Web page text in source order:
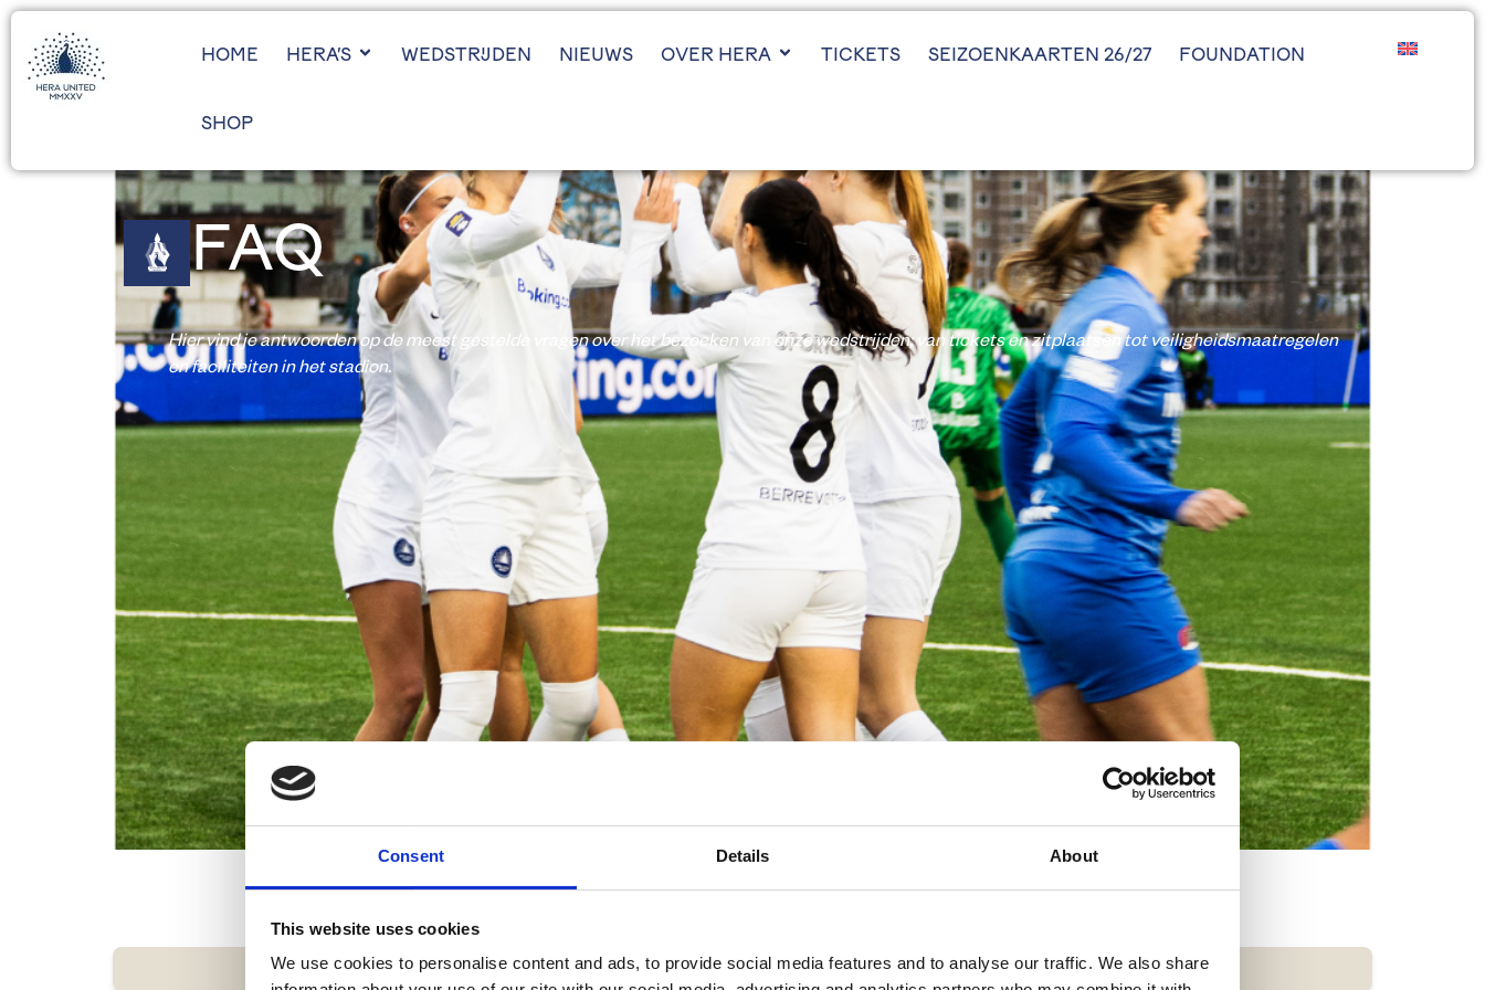
Consent Details About
This website uses cookies
We use cookies to personalise content and ads, to provide social media features and to analyse our traffic. We also share
HOME HERA’S WEDSTRIJDEN NIEUWS OVER HERA TICKETS SEIZOENKAARTEN 26/27 FOUNDATION
SHOP
FAQ
Hier vind je antwoorden op de meest gestelde vragen over het bezoeken van onze wedstrijden; van tickets en zitplaatsen tot veiligheidsmaatregelen
en faciliteiten in het stadion.